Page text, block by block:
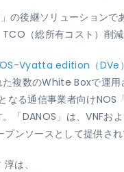
後継ソリューション
（総所有コスト）削減
Vyatta edition（DVe）
複数のWhite Boxで運用
なる通信事業者向けNOS
「DANOS」は、VNF
ンソースとして提供され
は、